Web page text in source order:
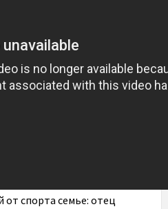
от спорта семье: отец